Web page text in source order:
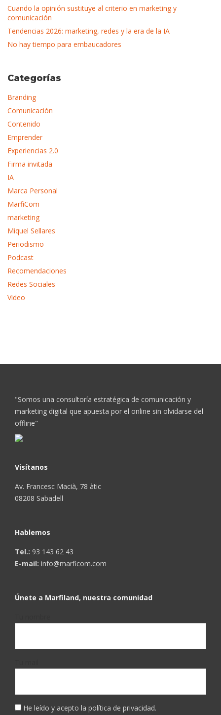
Cuando la opinión sustituye al criterio en marketing y
comunicación
Tendencias 2026: marketing, redes y la era de la IA
No hay tiempo para embaucadores
Categorías
Branding
Comunicación
Contenido
Emprender
Experiencias 2.0
Firma invitada
IA
Marca Personal
MarfiCom
marketing
Miquel Sellares
Periodismo
Podcast
Recomendaciones
Redes Sociales
Video
"Somos una consultoría estratégica de comunicación y
marketing digital que apuesta por el online sin olvidarse del
offline"
Visítanos
Av. Francesc Macià, 78 àtic
08208 Sabadell
Hablemos
Tel.: 93 143 62 43
E-mail: info@marficom.com
Únete a Marfiland, nuestra comunidad
He leído y acepto la política de privacidad.